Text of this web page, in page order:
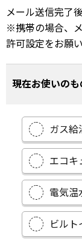
メール送信完了
※携帯の場合、
許可設定をお願
現在お使いのも
ガス給
エコキ
電気温
ビル